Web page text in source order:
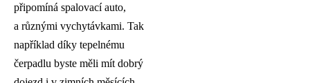
připomíná spalovací auto,
a různými vychytávkami. Tak
například díky tepelnému
čerpadlu byste měli mít dobrý